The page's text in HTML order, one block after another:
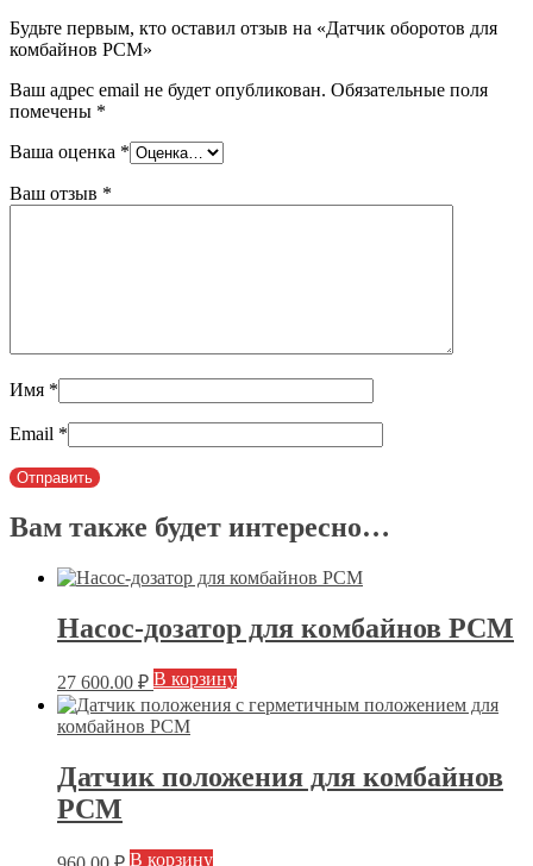
Будьте первым, кто оставил отзыв на «Датчик оборотов для
комбайнов РСМ»
Ваш адрес email не будет опубликован. Обязательные поля
помечены *
Ваша оценка *
Ваш отзыв *
Имя *
Email *
Вам также будет интересно…
Насос-дозатор для комбайнов РСМ
27 600.00 ₽ В корзину
Датчик положения для комбайнов
РСМ
В корзину